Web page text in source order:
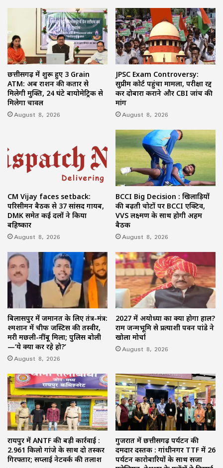
छत्तीसगढ़ में शुरू हुए 3 Grain
ATM: अब राशन की कतार से
मिलेगी मुक्ति, 24 घंटे बायोमेट्रिक से
मिलेगा चावल
August 8, 2026
JPSC Exam Controversy:
सुप्रीम कोर्ट पहुंचा मामला, परीक्षा रद्द
कर दोबारा कराने और CBI जांच की
मांग
August 8, 2026
CM Vijay faces setback:
परिसीमन बैठक से 37 सांसद गायब,
DMK समेत कई दलों ने किया
बहिष्कार
August 8, 2026
BCCI Big Decision : खिलाड़ियों
की बढ़ती चोटों पर BCCI एक्टिव,
VVS लक्ष्मण के साथ होगी अहम
बैठक
August 8, 2026
बिलासपुर में जमानत के लिए तंत्र-मंत्र:
श्मशान में चीफ जस्टिस की तस्वीर,
मरी मछली-नींबू मिला; पुलिस बोली
—‘ये क्या कर रहे हो?’
August 8, 2026
2027 में अयोध्या का क्या होगा हाल?
राम जन्मभूमि से प्रत्याशी पवन पांडे ने
खोला मोर्चा
August 8, 2026
रायपुर में ANTF की बड़ी कार्रवाई :
2.961 किलो गांजे के साथ दो तस्कर
गिरफ्तार; सप्लाई नेटवर्क की तलाश
गुजरात में छत्तीसगढ़ पर्यटन की
दमदार दस्तक : गांधीनगर TTF में 26
पर्यटन कारोबारियों के साथ सजा